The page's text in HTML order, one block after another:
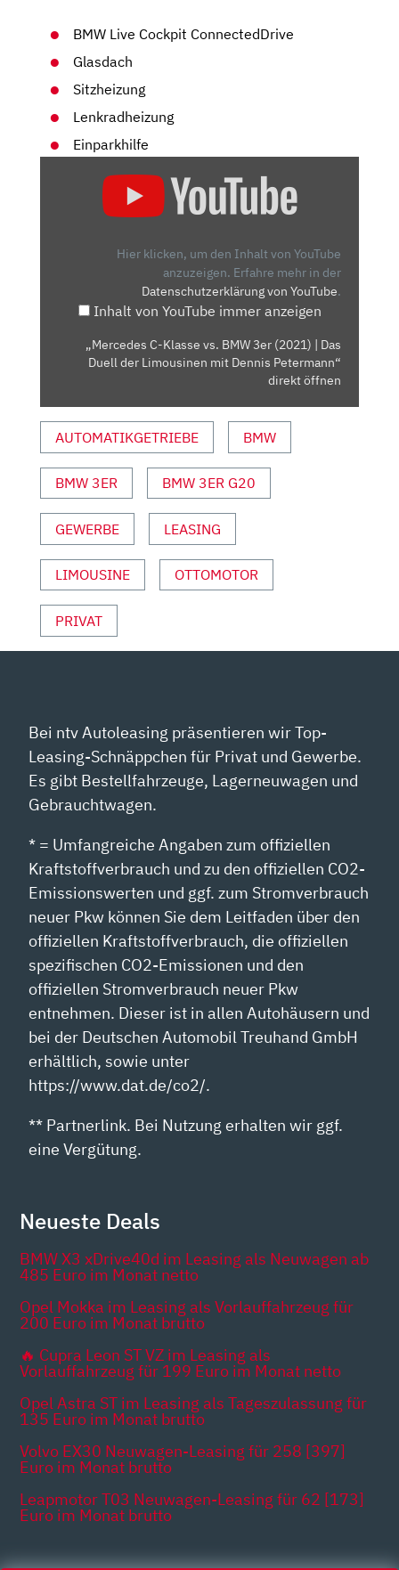
BMW Live Cockpit ConnectedDrive
Glasdach
Sitzheizung
Lenkradheizung
Einparkhilfe
DENNIS
PETERMANN“
VON
YOUTUBE
Hier klicken, um den Inhalt von YouTube
anzuzeigen. Erfahre mehr in der
Datenschutzerklärung von YouTube.
Inhalt von YouTube immer anzeigen
„Mercedes C-Klasse vs. BMW 3er (2021) | Das
Duell der Limousinen mit Dennis Petermann“
direkt öffnen
AUTOMATIKGETRIEBE BMW
BMW 3ER BMW 3ER G20
GEWERBE LEASING
LIMOUSINE OTTOMOTOR
PRIVAT
Bei ntv Autoleasing präsentieren wir Top-
Leasing-Schnäppchen für Privat und Gewerbe.
Es gibt Bestellfahrzeuge, Lagerneuwagen und
Gebrauchtwagen.
* = Umfangreiche Angaben zum offiziellen
Kraftstoffverbrauch und zu den offiziellen CO2-
Emissionswerten und ggf. zum Stromverbrauch
neuer Pkw können Sie dem Leitfaden über den
offiziellen Kraftstoffverbrauch, die offiziellen
spezifischen CO2-Emissionen und den
offiziellen Stromverbrauch neuer Pkw
entnehmen. Dieser ist in allen Autohäusern und
bei der Deutschen Automobil Treuhand GmbH
erhältlich, sowie unter
https://www.dat.de/co2/.
** Partnerlink. Bei Nutzung erhalten wir ggf.
eine Vergütung.
Neueste Deals
BMW X3 xDrive40d im Leasing als Neuwagen ab
485 Euro im Monat netto
Opel Mokka im Leasing als Vorlauffahrzeug für
200 Euro im Monat brutto
🔥 Cupra Leon ST VZ im Leasing als
Vorlauffahrzeug für 199 Euro im Monat netto
Opel Astra ST im Leasing als Tageszulassung für
135 Euro im Monat brutto
Volvo EX30 Neuwagen-Leasing für 258 [397]
Euro im Monat brutto
Leapmotor T03 Neuwagen-Leasing für 62 [173]
Euro im Monat brutto